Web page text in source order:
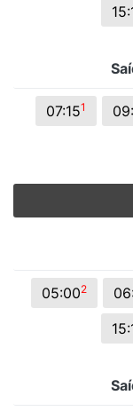
07:151
05:002